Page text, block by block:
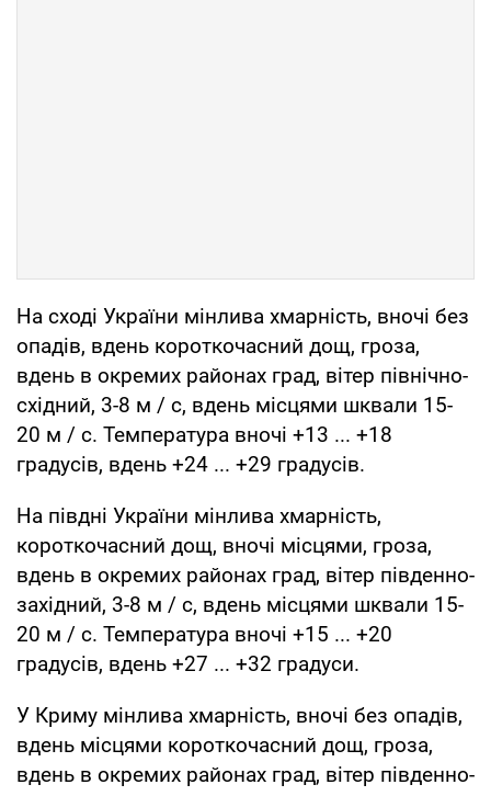
На сході України мінлива хмарність, вночі без
опадів, вдень короткочасний дощ, гроза,
вдень в окремих районах град, вітер північно-
східний, 3-8 м / с, вдень місцями шквали 15-
20 м / с. Температура вночі +13 ... +18
градусів, вдень +24 ... +29 градусів.
На півдні України мінлива хмарність,
короткочасний дощ, вночі місцями, гроза,
вдень в окремих районах град, вітер південно-
західний, 3-8 м / с, вдень місцями шквали 15-
20 м / с. Температура вночі +15 ... +20
градусів, вдень +27 ... +32 градуси.
У Криму мінлива хмарність, вночі без опадів,
вдень місцями короткочасний дощ, гроза,
вдень в окремих районах град, вітер південно-